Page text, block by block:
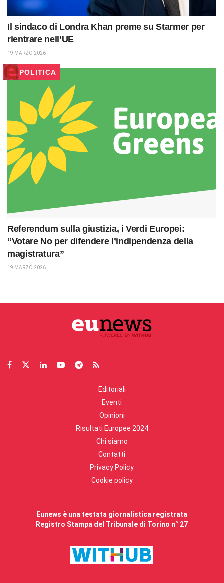
Il sindaco di Londra Khan preme su Starmer per
rientrare nell’UE
19 MARZO 2026
POLITICA
Referendum sulla giustizia, i Verdi Europei:
“Votare No per difendere l’indipendenza della
magistratura”
19 MARZO 2026
Editoriali
Eventi
Opinioni
Risultati Europee 2024
Chi siamo
Contatti
Privacy Policy
Cookie policy
Eunews è una testata giornalistica registrata
Registro Stampa del Tribunale di Torino n° 27